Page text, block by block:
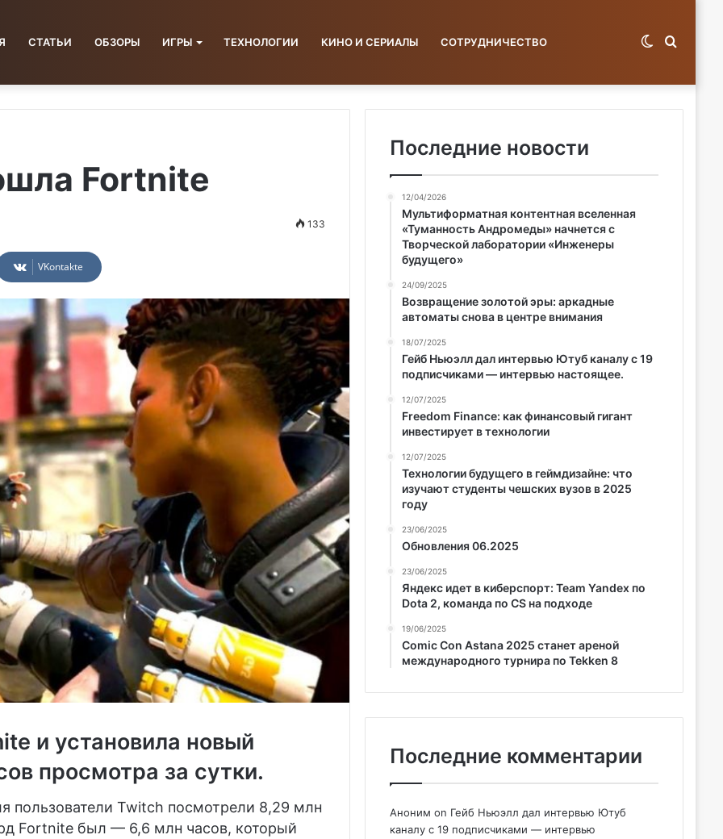
СТАТЬИ ОБЗОРЫ ИГРЫ ТЕХНОЛОГИИ КИНО И СЕРИАЛЫ СОТРУДНИЧЕСТВО Switch
Fortnite
133
VKontakte
и установила новый
просмотра за сутки.
пользователи Twitch посмотрели 8,29 млн
Fortnite был — 6,6 млн часов, который
Последние новости
12/04/2026
Мультиформатная контентная вселенная
«Туманность Андромеды» начнется с
Творческой лаборатории «Инженеры
будущего»
24/09/2025
Возвращение золотой эры: аркадные
автоматы снова в центре внимания
18/07/2025
Гейб Ньюэлл дал интервью Ютуб каналу с 19
подписчиками — интервью настоящее.
12/07/2025
Freedom Finance: как финансовый гигант
инвестирует в технологии
12/07/2025
Технологии будущего в геймдизайне: что
изучают студенты чешских вузов в 2025
году
23/06/2025
Обновления 06.2025
23/06/2025
Яндекс идет в киберспорт: Team Yandex по
Dota 2, команда по CS на подходе
19/06/2025
Comic Con Astana 2025 станет ареной
международного турнира по Tekken 8
Последние комментарии
Аноним on Гейб Ньюэлл дал интервью Ютуб
каналу с 19 подписчиками — интервью